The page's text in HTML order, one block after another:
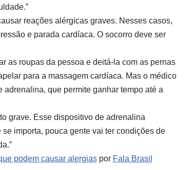
reações alérgicas graves. Nesses casos,
e parada cardíaca. O socorro deve ser
as roupas da pessoa e deitá-la com as pernas
para a massagem cardíaca. Mas o médico
que permite ganhar tempo até a
grave. Esse dispositivo de adrenalina
importa, pouca gente vai ter condições de
podem causar alergiaspor Fala Brasil